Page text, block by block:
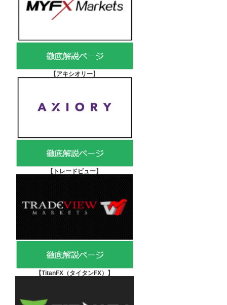
【アキシオリー】
【 トレードビュー】
【TitanFX（タイタンFX） 】